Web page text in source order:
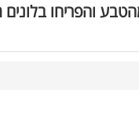
והפריחו